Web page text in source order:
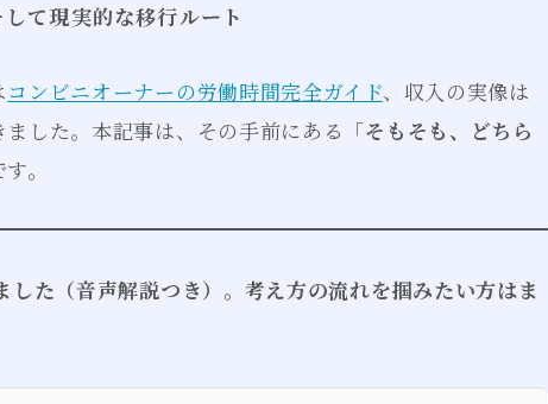
て現実的な移行ルート
コンビニオーナーの労働時間完全ガイド、収入の実像は
ました。本記事は、その手前にある「そもそも、どちら
。
た（音声解説つき）。考え方の流れを掴みたい方はま